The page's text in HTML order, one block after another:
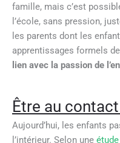
famille, mais c’est
l’école, sans pression,
les parents dont les
apprentissages formels
lien avec la passion de
Être au
Aujourd’hui, les enfants
l’intérieur. Selon une étude